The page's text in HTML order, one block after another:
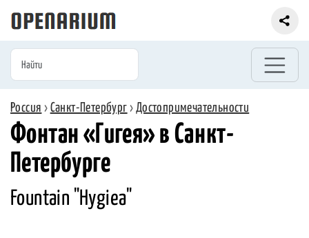
Россия › Санкт-Петербург › Достопримечательности
Фонтан «Гигея» в Санкт-
Петербурге
Fountain "Hygiea"